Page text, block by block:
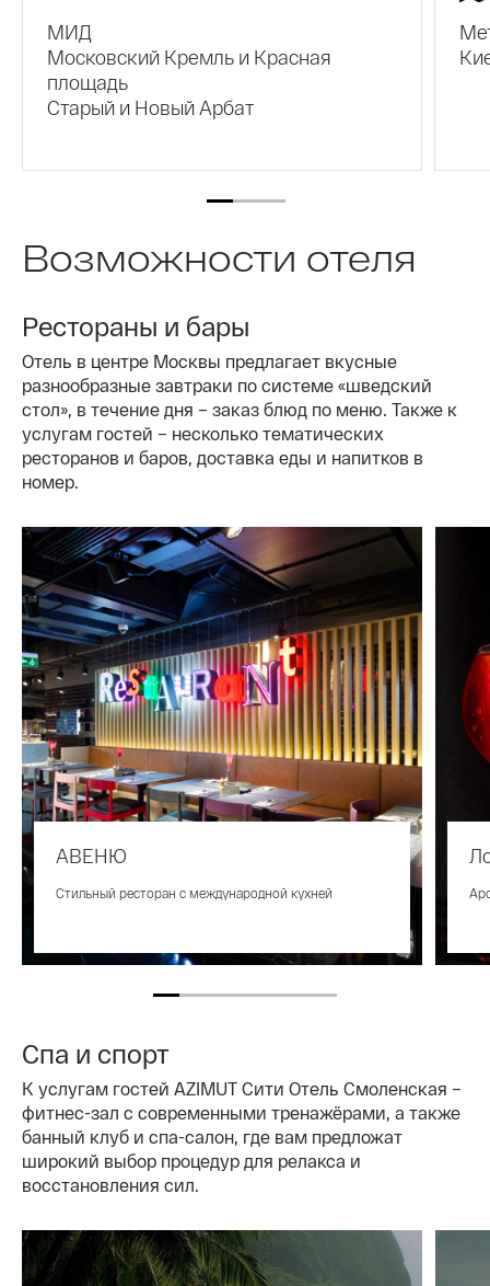
МИД
Московский Кремль и Красная
площадь
Старый и Новый Арбат
Возможности отеля
Рестораны и бары
Отель в центре Москвы предлагает вкусные
разнообразные завтраки по системе «шведский
стол», в течение дня – заказ блюд по меню. Также к
услугам гостей – несколько тематических
ресторанов и баров, доставка еды и напитков в
номер.
АВЕНЮ
Стильный ресторан с международной кухней
Спа и спорт
К услугам гостей AZIMUT Сити Отель Смоленская –
фитнес-зал с современными тренажёрами, а также
банный клуб и спа-салон, где вам предложат
широкий выбор процедур для релакса и
восстановления сил.